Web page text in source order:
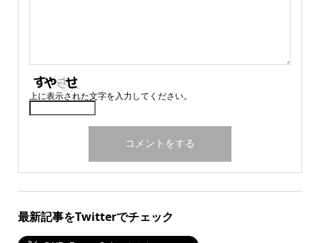
上に表示された文字を入力してください。
最新記事をTwitterでチェック